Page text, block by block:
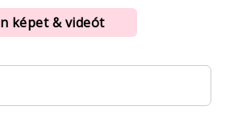
képet & videót